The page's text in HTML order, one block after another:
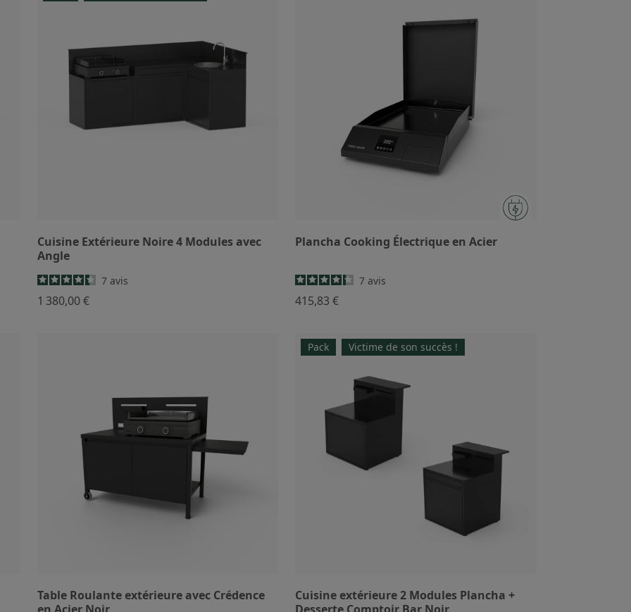
Cuisine Extérieure Noire 4 Modules avec
Angle
7 avis
1 380,00 €
Plancha Cooking Électrique en Acier
7avis
415,83 €
Table Roulante extérieure avec Crédence
Pack Victime de son succès !
Cuisine extérieure 2 Modules Plancha +